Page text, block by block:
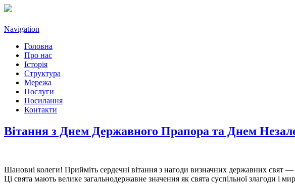
Navigation
Головна
Про нас
Історія
Структура
Мережа
Послуги
Посилання
Контакти
Вітання з Днем Державного Прапора та Днем
Шановні колеги! Прийміть сердечні вітання з нагоди визначних державних свят —
Ці свята мають велике загальнодержавне значення як свята суспільної злагоди і